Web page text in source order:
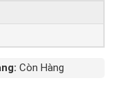
Còn Hàng